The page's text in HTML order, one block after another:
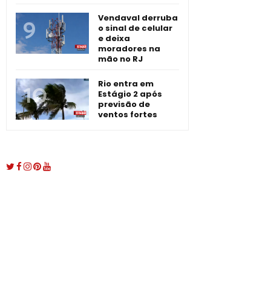
Vendaval derruba
o sinal de celular
e deixa
moradores na
mão no RJ
Rio entra em
Estágio 2 após
previsão de
ventos fortes